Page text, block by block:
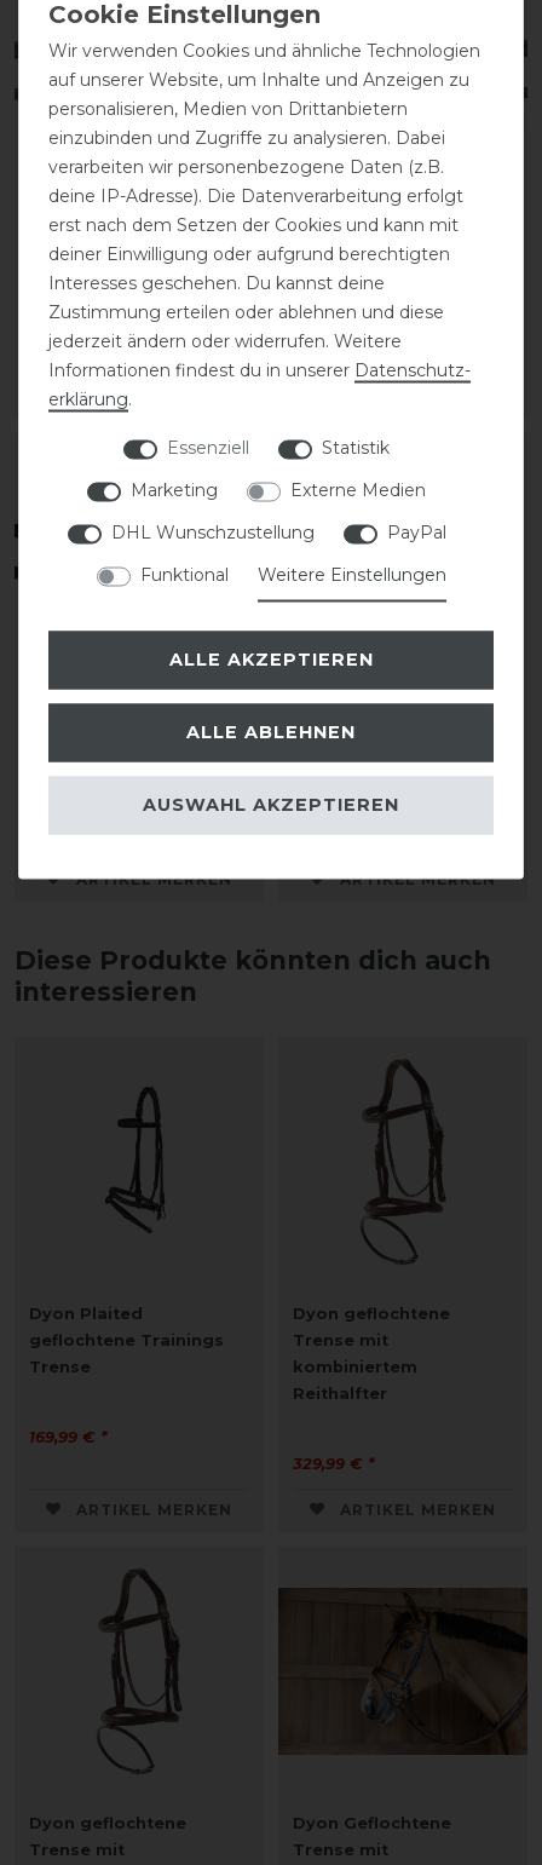
Schockemöhle
Gummizügel mit
Schnalle
52,50 € *
ARTIKEL MERKEN
Schockemöhle
Gummizügel mit
Schnalle
52,50 € *
Schockemöhle
Gurtzügel Doppelsteg
Ring
50,00 € *
ARTIKEL MERKEN
Schockemöhle Hunter
Zügel
92,50 € *
ARTIKEL MERKEN
Diese Produkte könnten dich auch
interessieren
Dyon Plaited
geflochtene Trainings
Trense
169,99 € *
ARTIKEL MERKEN
Dyon geflochtene
Trense mit
kombiniertem
Reithalfter
329,99 € *
ARTIKEL MERKEN
Dyon geflochtene
Trense mit
Dyon Geflochtene
Trense mit
Wir verwenden Cookies und ähnliche Technologien
auf unserer Website, um Inhalte und Anzeigen zu
personalisieren, Medien von Drittanbietern
einzubinden und Zugriffe zu analysieren. Dabei
verarbeiten wir personenbezogene Daten (z.B.
deine IP-Adresse). Die Datenverarbeitung erfolgt
erst nach dem Setzen der Cookies und kann mit
deiner Einwilligung oder aufgrund berechtigten
Interesses geschehen. Du kannst deine
Zustimmung erteilen oder ablehnen und diese
jederzeit ändern oder widerrufen. Weitere
Informationen findest du in unserer Daten­schutz­
erklärung.
Essenziell
Statistik
Marketing
Externe Medien
DHL Wunschzustellung
PayPal
Funktional
Weitere Einstellungen
ALLE AKZEPTIEREN
ALLE ABLEHNEN
AUSWAHL AKZEPTIEREN